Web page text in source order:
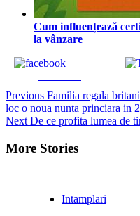
Cum influențează
la vânzare
Continue
Reading
Previous Familia regala
loc o noua nunta princiara in
Next De ce profita lumea de
More Stories
Intamplari